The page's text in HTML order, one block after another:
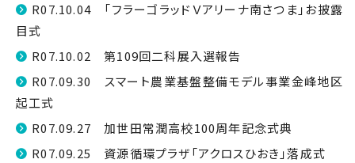
R07.10.04 「フラーゴラッドＶアリーナ南さつま」お披露
目式
R07.10.02 第109回二科展入選報告
R07.09.30 スマート農業基盤整備モデル事業金峰地区
起工式
R07.09.27 加世田常潤高校100周年記念式典
R07.09.25 資源循環プラザ「アクロスひおき」落成式